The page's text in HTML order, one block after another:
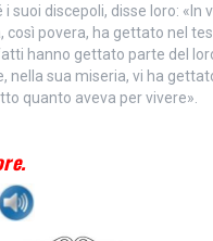
suoi discepoli, disse loro: «In
così povera, ha gettato nel
hanno gettato parte del
nella sua miseria, vi ha
quanto aveva per vivere».